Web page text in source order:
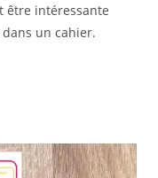
être intéressante
un cahier.